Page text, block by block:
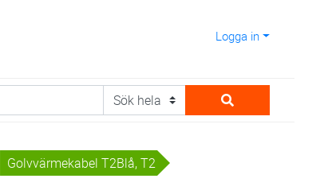
Logga in
Golvvärmekabel T2Blå, T2